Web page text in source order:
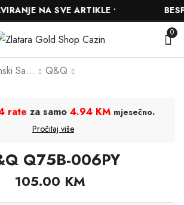
NA SVE ARTIKLE •
0
Ženski Satovi Q&Q
Casio B640WCG-5
Casio LTP-V004SG-
9AUDF
rate za samo 4.94 KM mjesečno.
Pročitaj više
Q75B-006PY
105.00 KM